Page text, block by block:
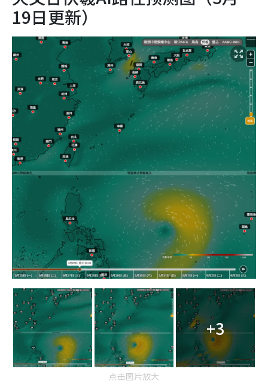
19日更新）
+3
点击图片放大